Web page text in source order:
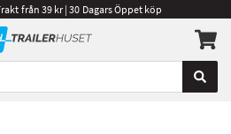
från 39 kr | 30 Dagars Öppet köp